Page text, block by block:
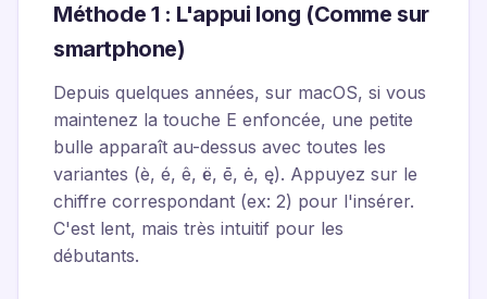
Méthode 1 : L'appui long (Comme sur
smartphone)
Depuis quelques années, sur macOS, si vous
maintenez la touche E enfoncée, une petite
bulle apparaît au-dessus avec toutes les
variantes (è, é, ê, ë, ē, ė, ę). Appuyez sur le
chiffre correspondant (ex: 2) pour l'insérer.
C'est lent, mais très intuitif pour les
débutants.